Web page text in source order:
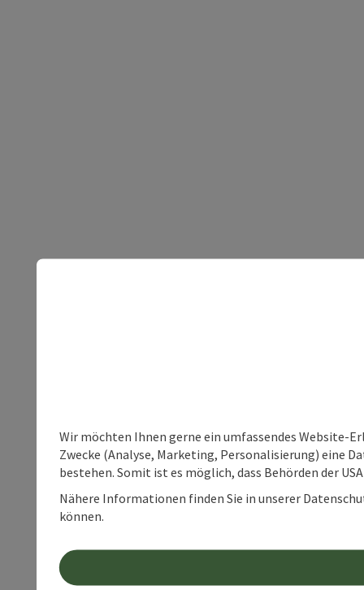
Wir möchten Ihnen gerne ein umfassendes Website-
Zwecke (Analyse, Marketing, Personalisierung) eine
bestehen. Somit ist es möglich, dass Behörden der
Nähere Informationen finden Sie in unserer
können.